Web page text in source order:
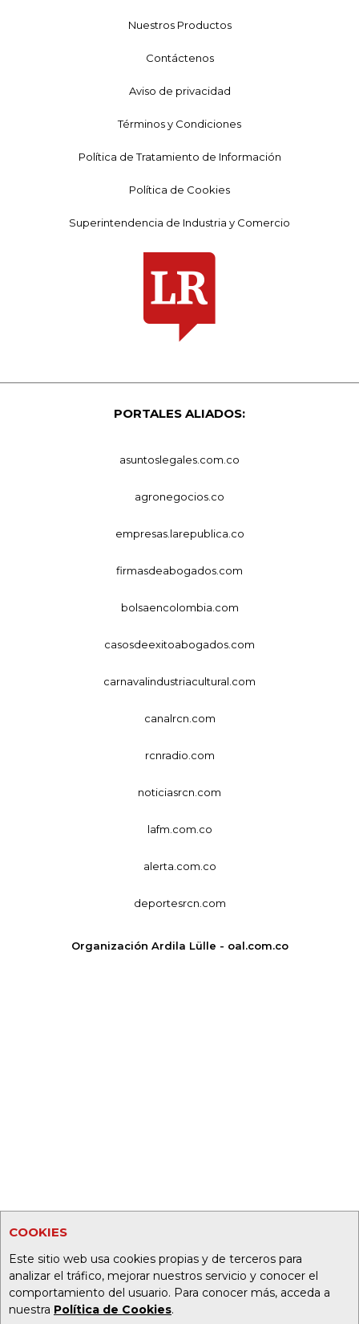
COOKIES
Este sitio web usa cookies propias y de terceros para
analizar el tráfico, mejorar nuestros servicio y conocer el
comportamiento del usuario. Para conocer más, acceda a
nuestra Política de Cookies.
Nuestros Productos
Contáctenos
Aviso de privacidad
Términos y Condiciones
Política de Tratamiento de Información
Política de Cookies
Superintendencia de Industria y Comercio
PORTALES ALIADOS:
asuntoslegales.com.co
agronegocios.co
empresas.larepublica.co
firmasdeabogados.com
bolsaencolombia.com
casosdeexitoabogados.com
carnavalindustriacultural.com
canalrcn.com
rcnradio.com
noticiasrcn.com
lafm.com.co
alerta.com.co
deportesrcn.com
Organización Ardila Lülle - oal.com.co